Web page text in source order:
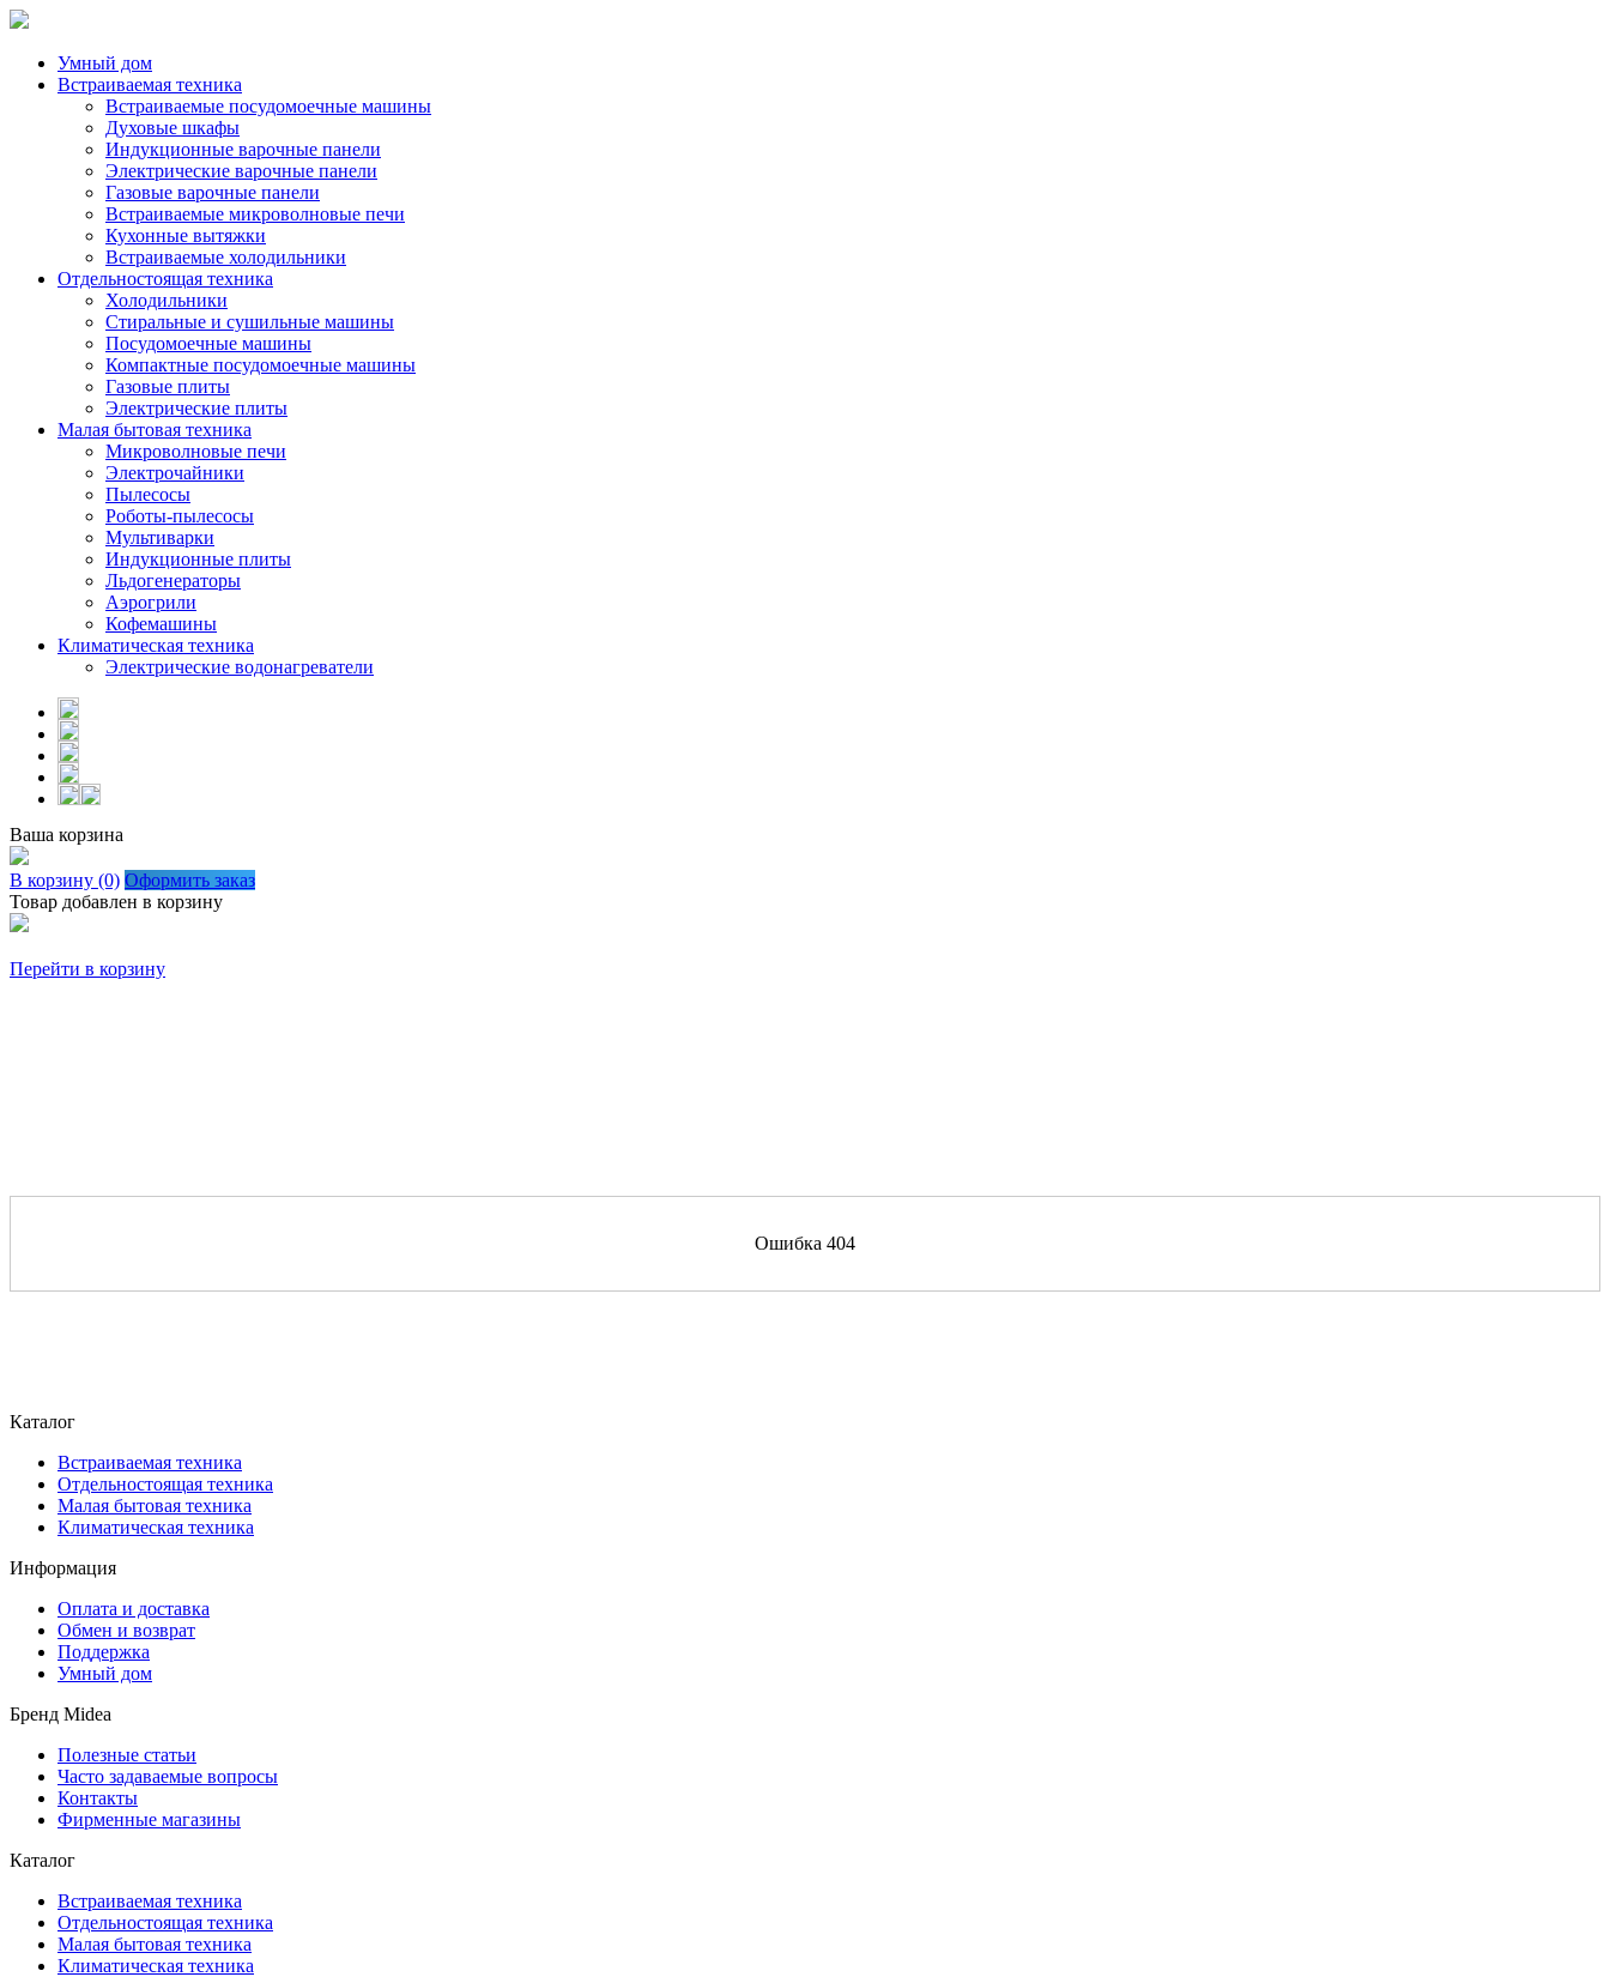
Умный дом
Встраиваемая техника
Встраиваемые посудомоечные машины
Духовые шкафы
Индукционные варочные панели
Электрические варочные панели
Газовые варочные панели
Встраиваемые микроволновые печи
Кухонные вытяжки
Встраиваемые холодильники
Отдельностоящая техника
Холодильники
Стиральные и сушильные машины
Посудомоечные машины
Компактные посудомоечные машины
Газовые плиты
Электрические плиты
Малая бытовая техника
Микроволновые печи
Электрочайники
Пылесосы
Роботы-пылесосы
Мультиварки
Индукционные плиты
Льдогенераторы
Аэрогрили
Кофемашины
Климатическая техника
Электрические водонагреватели
Ваша корзина
В корзину (0) Оформить заказ
Товар добавлен в корзину
Перейти в корзину
Ошибка 404
Каталог
Встраиваемая техника
Отдельностоящая техника
Малая бытовая техника
Климатическая техника
Информация
Оплата и доставка
Обмен и возврат
Поддержка
Умный дом
Бренд Midea
Полезные статьи
Часто задаваемые вопросы
Контакты
Фирменные магазины
Каталог
Встраиваемая техника
Отдельностоящая техника
Малая бытовая техника
Климатическая техника